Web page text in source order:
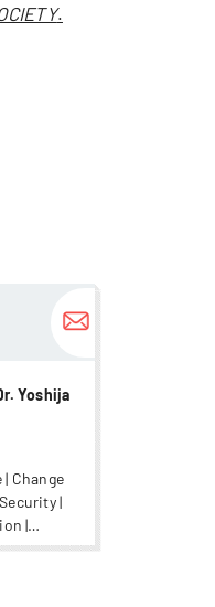
.
Yoshija
Change
|
|
more...